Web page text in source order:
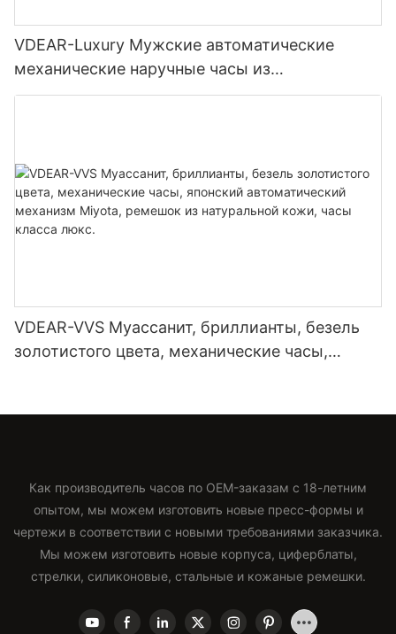
VDEAR-Luxury Мужские автоматические
механические наручные часы из
нержавеющей стали с инкрустацией
VDEAR-VVS Муассанит, бриллианты, безель
золотистого цвета, механические часы,
Как производитель часов по OEM-заказам с 18-летним
опытом, мы можем изготовить новые пресс-формы и
чертежи в соответствии с новыми требованиями заказчика.
Мы можем изготовить новые корпуса, циферблаты,
стрелки, силиконовые, стальные и кожаные ремешки.